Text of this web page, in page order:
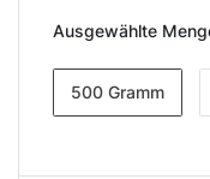
Ausgewählte
500 Gramm